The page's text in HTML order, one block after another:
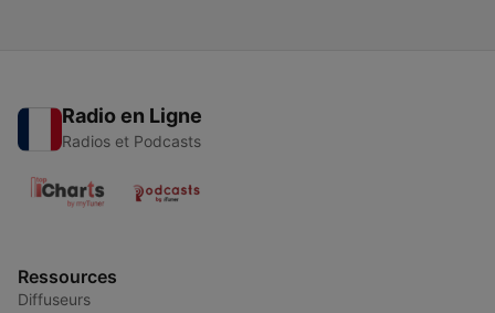
Radio en Ligne
Radios et Podcasts
Ressources
Diffuseurs